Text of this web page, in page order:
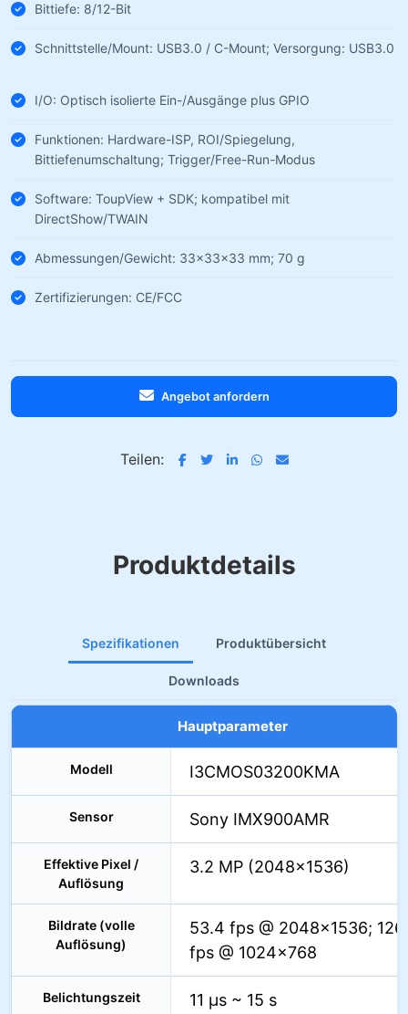
Bittiefe: 8/12-Bit
Schnittstelle/Mount: USB3.0 / C-Mount; Versorgung: USB3.0
I/O: Optisch isolierte Ein-/Ausgänge plus GPIO
Funktionen: Hardware-ISP, ROI/Spiegelung,
Bittiefenumschaltung; Trigger/Free-Run-Modus
Software: ToupView + SDK; kompatibel mit
DirectShow/TWAIN
Abmessungen/Gewicht: 33×33×33 mm; 70 g
Zertifizierungen: CE/FCC
Angebot anfordern
Teilen:
Produktdetails
Spezifikationen Produktübersicht
Downloads
Hauptparameter
Modell I3CMOS03200KMA
Sensor Sony IMX900AMR
Effektive Pixel /
Auflösung
3.2 MP (2048×1536)
Bildrate (volle
Auflösung)
53.4 fps @ 2048×1536;
fps @ 1024×768
Belichtungszeit 11 µs ~ 15 s